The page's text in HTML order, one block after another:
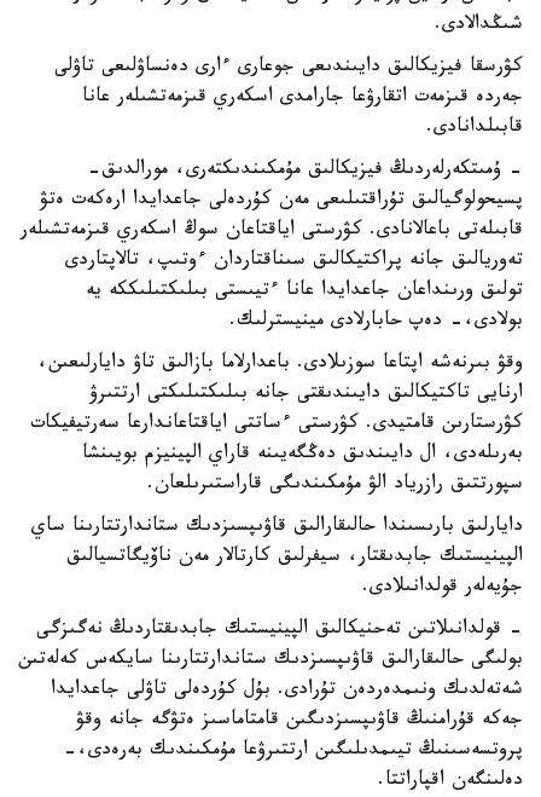
شىڭدالادى.
كۋرسقا فيزيكالىق دايىندىعى جوعارى ءارى دەنساۋلىعى تاۋلى
جەردە قىزمەت اتقارۋعا جارامدى اسكەري قىزمەتشىلەر عانا
قابىلدانادى.
- ۇمىتكەرلەردىڭ فيزيكالىق مۇمكىندىكتەرى، مورالدىق-
پسيحولوگيالىق تۇراقتىلىعى مەن كۇردەلى جاعدايدا ارەكەت ەتۋ
قابىلەتى باعالانادى. كۋرستى اياقتاعان سوڭ اسكەري قىزمەتشىلەر
تەوريالىق جانە پراكتيكالىق سىناقتاردان ءوتىپ، تالاپتاردى
تولىق ورىنداعان جاعدايدا عانا ءتيىستى بىلىكتىلىككە يە
بولادى،- دەپ حابارلادى مينيسترلىك.
وقۋ بىرنەشە اپتاعا سوزىلادى. باعدارلاما بازالىق تاۋ دايارلىعىن،
ارنايى تاكتيكالىق دايىندىقتى جانە بىلىكتىلىكتى ارتتىرۋ
كۋرستارىن قامتيدى. كۋرستى ءساتتى اياقتاعاندارعا سەرتيفيكات
بەرىلەدى، ال دايىندىق دەڭگەيىنە قاراي الپينيزم بويىنشا
سپورتتىق رازرياد الۋ مۇمكىندىگى قاراستىرىلعان.
دايارلىق بارىسىندا حالىقارالىق قاۋىپسىزدىك ستاندارتتارىنا ساي
الپينيستىك جابدىقتار، سيفرلىق كارتالار مەن ناۆيگاتسيالىق
جۇيەلەر قولدانىلادى.
- قولدانىلاتىن تەحنيكالىق الپينيستىك جابدىقتاردىڭ نەگىزگى
بولىگى حالىقارالىق قاۋىپسىزدىك ستاندارتتارىنا سايكەس كەلەتىن
شەتەلدىك ونىمدەردەن تۇرادى. بۇل كۇردەلى تاۋلى جاعدايدا
جەكە قۇرامنىڭ قاۋىپسىزدىگىن قامتاماسىز ەتۋگە جانە وقۋ
پروتسەسىنىڭ تيىمدىلىگىن ارتتىرۋعا مۇمكىندىك بەرەدى،-
دەلىنگەن اقپاراتتا.